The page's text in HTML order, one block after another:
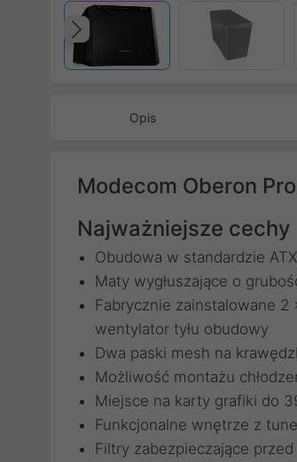
Poprzedni
Opis
Modecom Oberon
Najważniejsze cechy
Obudowa w standardzie
Maty wygłuszające o
Fabrycznie zainstalowane
wentylator tyłu obudowy
Dwa paski mesh na
Możliwość montażu
Miejsce na karty grafiki do
Funkcjonalne wnętrze z
Filtry zabezpieczające